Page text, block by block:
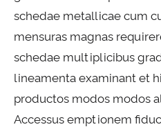
schedae metallicae cum
mensuras magnas
schedae multiplicibus
lineamenta examinant et
productos modos modos
Accessus emptionem